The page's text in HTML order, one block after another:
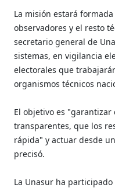
La misión estará
observadores y el resto
secretario general de
sistemas, en vigilancia
electorales que
organismos técnicos
El objetivo es "garantizar
transparentes, que los
rápida" y actuar desde
precisó.
La Unasur ha